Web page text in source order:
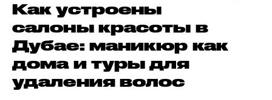
Как устроены
салоны красоты в
Дубае: маникюр как
дома и туры для
удаления волос